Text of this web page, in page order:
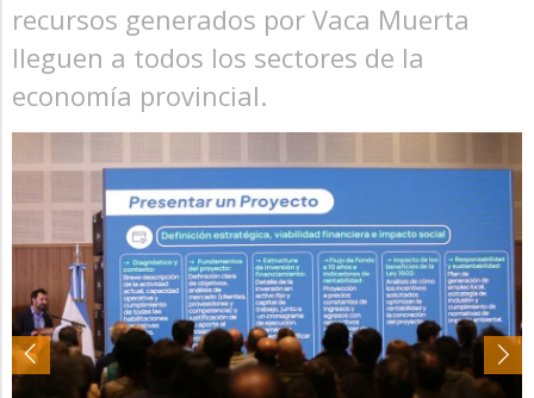
recursos generados por Vaca Muerta
lleguen a todos los sectores de la
economía provincial.